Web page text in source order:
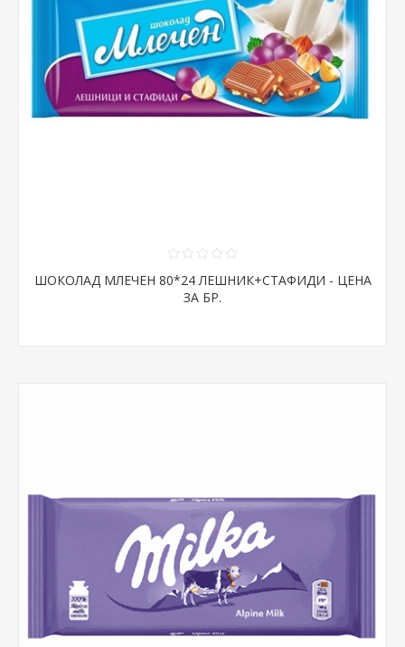
ШОКОЛАД МЛЕЧЕН 80*24 ЛЕШНИК+СТАФИДИ - ЦЕНА
ЗА БР.